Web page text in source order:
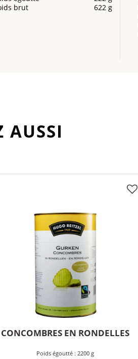
brut
622 g
AUSSI
CONCOMBRES EN RONDELLES
Poids égoutté : 2200 g